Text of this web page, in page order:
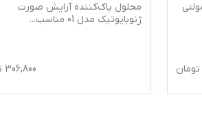
تومان
محلول پاک‌کننده آرایش صورت
ژنوبایوتیک مدل 01 مناسب
...
306,800